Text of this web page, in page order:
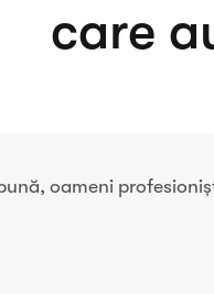
care
oameni